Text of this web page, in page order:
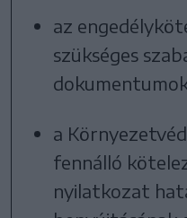
az
szükséges
a
fennálló
nyilatkozat